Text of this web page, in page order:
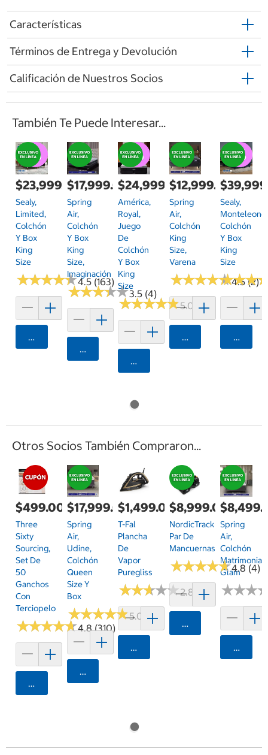
Características
Términos de Entrega y Devolución
Calificación de Nuestros Socios
También Te Puede Interesar...
$23,999.00
Sealy,
Limited,
Colchón
Y Box
King
Size
★★★★★
★★★★★4.5 (163)
Agregar
$17,999.00
Spring
Air,
Colchón
Y Box
King
Size,
Imaginación
★★★★★
★★★★★3.5 (4)
Agregar
$24,999.00
América,
Royal,
Juego
De
Colchón
Y Box
King
Size
★★★★★
★★★★★5.0 (1)
Agregar
$12,999.00
Spring
Air,
Colchón
King
Size,
Varena
★★★★★
★★★★★4.5 (2)
Agregar
Sealy,
Monteleone,
Colchón
Y Box
King
Size
★★★
★★★
Otros Socios También Compraron...
$499.00
Three
Sixty
Sourcing,
Set De
50
Ganchos
Con
Terciopelo
★★★★★
★★★★★4.8 (310)
Agregar
$17,999.00
Spring
Air,
Udine,
Colchón
Queen
Size Y
Box
★★★★★
★★★★★5.0 (1)
Agregar
$1,499.00
T-Fal
Plancha
De
Vapor
Puregliss
★★★★★
★★★★★2.8 (5)
Agregar
$8,999.00
NordicTrack
Par De
Mancuernas
★★★★★
★★★★★4.8 (4)
Agregar
Spring
Air,
Colchón
Matrimonial,
Glam
★★★
★★★